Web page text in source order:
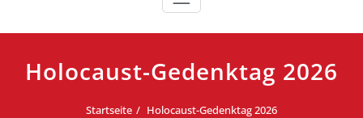
Holocaust-Gedenktag 2026
Startseite Holocaust-Gedenktag 2026